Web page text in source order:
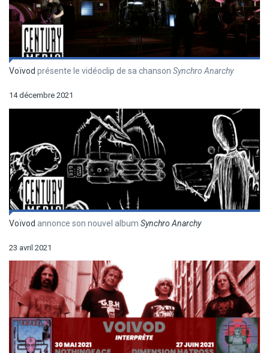
Voïvod présente le vidéoclip de sa chanson Synchro Anarchy
14 décembre 2021
Voïvod annonce son nouvel album Synchro Anarchy
23 avril 2021